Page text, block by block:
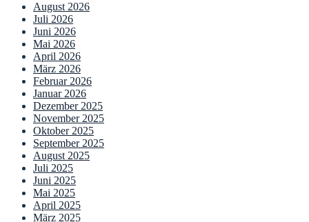
August 2026
Juli 2026
Juni 2026
Mai 2026
April 2026
März 2026
Februar 2026
Januar 2026
Dezember 2025
November 2025
Oktober 2025
September 2025
August 2025
Juli 2025
Juni 2025
Mai 2025
April 2025
März 2025